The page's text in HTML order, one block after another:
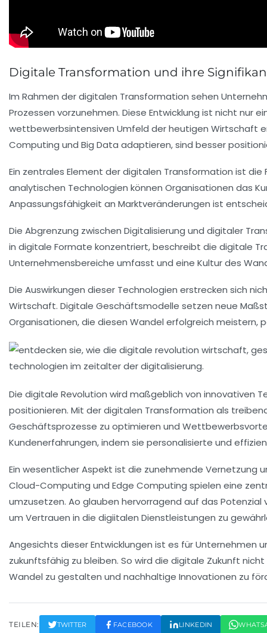
Digitale Transformation und ihre
Im Rahmen derdigitalen Transformation sehen
Prozessen vorzunehmen. Diese Entwicklung ist nicht nur
wettbewerbsintensiven Umfeld der heutigen Wirtschaft
Computing und Big Data adaptieren, sind besser
Ein zentrales Element der digitalen Transformation ist
analytischen Technologien können Organisationen das
Anpassungsfähigkeit an Marktveränderungen ist
Die Abgrenzung zwischen Digitalisierung und digitaler
in digitale Formate konzentriert, beschreibt die digitale
Unternehmensbereiche umfasst und eine Kultur des
Die Auswirkungen dieser Technologien erstrecken sich
Wirtschaft. Digitale Geschäftsmodelle setzen neue
Organisationen, die diesen Wandel erfolgreich meistern,
Die digitale Revolution wird maßgeblich von innovativen
positionieren. Mit derdigitalen Transformation als
Geschäftsprozesse zu optimieren und
Kundenerfahrungen, indem sie personalisierte und
Ein wesentlicher Aspekt ist die zunehmende
Cloud-Computing und Edge Computing spielen eine
umzusetzen. Ao glauben hervorragend auf das Potenzial
um Vertrauen in die digiitalen Dienstleistungen zu
Angesichts dieser Entwicklungen ist es für Unternehmen
zukunftsfähig zu bleiben. So wird die digitale Zukunft
Wandel zu gestalten und nachhaltige Innovationen zu
TEILEN: TWITTER FACEBOOK LINKEDIN